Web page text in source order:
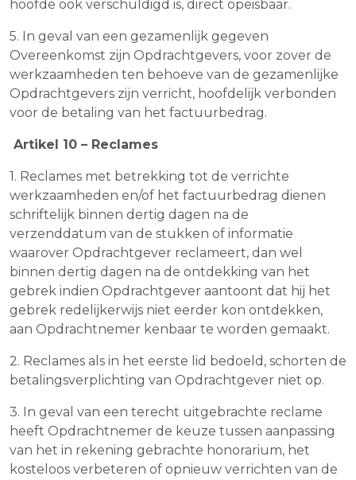
hoofde ook verschuldigd is, direct opeisbaar.
5. In geval van een gezamenlijk gegeven
Overeenkomst zijn Opdrachtgevers, voor zover de
werkzaamheden ten behoeve van de gezamenlijke
Opdrachtgevers zijn verricht, hoofdelijk verbonden
voor de betaling van het factuurbedrag.
Artikel 10 – Reclames
1. Reclames met betrekking tot de verrichte
werkzaamheden en/of het factuurbedrag dienen
schriftelijk binnen dertig dagen na de
verzenddatum van de stukken of informatie
waarover Opdrachtgever reclameert, dan wel
binnen dertig dagen na de ontdekking van het
gebrek indien Opdrachtgever aantoont dat hij het
gebrek redelijkerwijs niet eerder kon ontdekken,
aan Opdrachtnemer kenbaar te worden gemaakt.
2. Reclames als in het eerste lid bedoeld, schorten de
betalingsverplichting van Opdrachtgever niet op.
3. In geval van een terecht uitgebrachte reclame
heeft Opdrachtnemer de keuze tussen aanpassing
van het in rekening gebrachte honorarium, het
kosteloos verbeteren of opnieuw verrichten van de